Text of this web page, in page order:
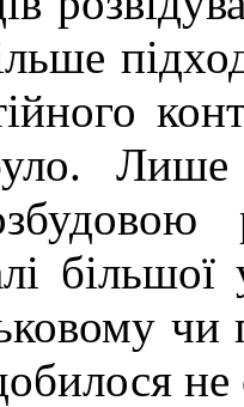
Лише
більшої
не